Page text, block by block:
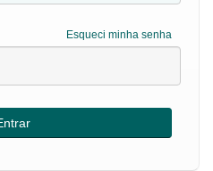
Esqueci minha senha